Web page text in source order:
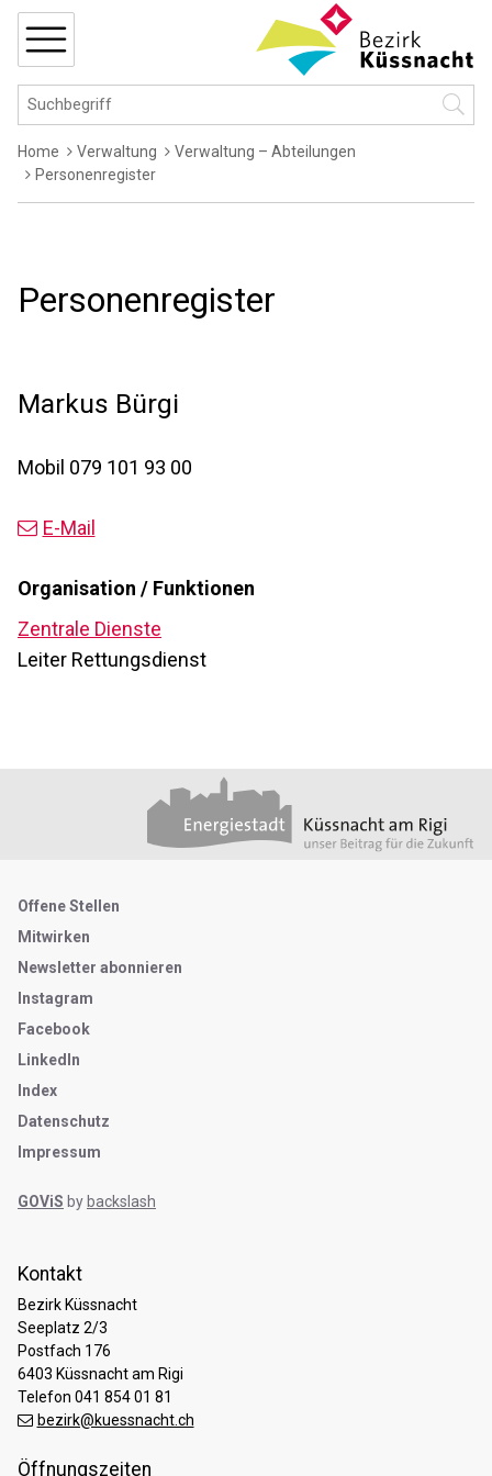
Navigieren in Küssnacht
Schnellnavigation
Hauptnavigation
Suchbegriff
Breadcrumb
Home Verwaltung
Verwaltung – Abteilungen
Personenregister
Personenregister
Markus Bürgi
Mobil 079 101 93 00
E-Mail
Organisation / Funktionen
Zentrale Dienste
Leiter Rettungsdienst
Kontakt
Bezirk Küssnacht
Seeplatz 2/3
Postfach 176
6403 Küssnacht am Rigi
Telefon 041 854 01 81
bezirk@kuessnacht.ch
Öffnungszeiten
Metanavigation
Offene Stellen
Mitwirken
Newsletter abonnieren
Instagram
Facebook
LinkedIn
Index
Datenschutz
Impressum
GOViS by backslash